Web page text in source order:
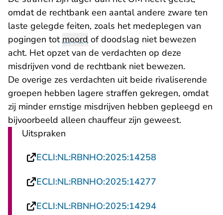
omdat de rechtbank een aantal andere zware ten
laste gelegde feiten, zoals het medeplegen van
pogingen totmoord of doodslag niet bewezen
acht. Het opzet van de verdachten op deze
misdrijven vond de rechtbank niet bewezen.
De overige zes verdachten uit beide rivaliserende
groepen hebben lagere straffen gekregen, omdat
zij minder ernstige misdrijven hebben gepleegd en
bijvoorbeeld alleen chauffeur zijn geweest.
Uitspraken
ECLI:NL:RBNHO:2025:14258
ECLI:NL:RBNHO:2025:14277
ECLI:NL:RBNHO:2025:14294- U verlaat